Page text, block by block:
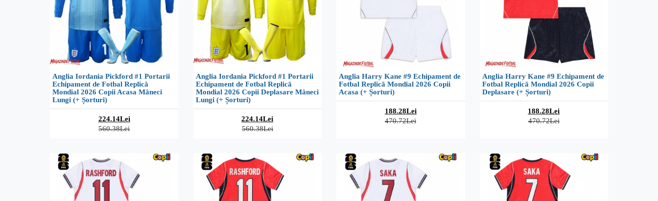
Anglia Iordania Pickford #1 Portarii
Echipament de Fotbal Replică
Mondial 2026 Copii Acasa Mâneci
Lungi (+ Șorturi)
224.14Lei
560.38Lei
Anglia Iordania Pickford #1 Portarii
Echipament de Fotbal Replică
Mondial 2026 Copii Deplasare Mâneci
Lungi (+ Șorturi)
224.14Lei
560.38Lei
Anglia Harry Kane #9 Echipament de
Fotbal Replică Mondial 2026 Copii
Acasa (+ Șorturi)
188.28Lei
470.72Lei
Anglia Harry Kane #9 Echipament de
Fotbal Replică Mondial 2026 Copii
Deplasare (+ Șorturi)
188.28Lei
470.72Lei